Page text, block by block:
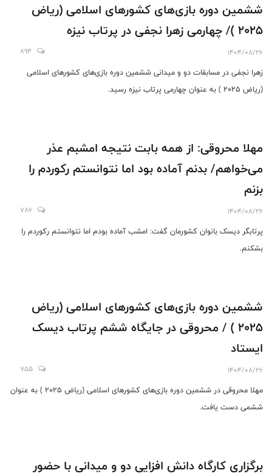
ششمین دوره بازی‌های کشورهای اسلامی (ریاض
2025 )/ چهارمی زهرا نجفی در پرتاب نیزه
1404/08/26
894
زهرا نجفی در مسابقات دو و میدانی ششمین دوره بازی‌های کشورهای اسلامی
(ریاض 2025 ) به عنوان چهارمی پرتاب نیزه رسید.
مهلا محروقی: از همه بابت نتیجه امشبم عذر
می‌خواهم/ بدنم آماده بود اما نتوانستم رکوردم را
بزنم
1404/08/26
786
پرتابگر دیسک بانوان کشورمان گفت: امشب آماده بودم اما نتوانستم رکوردم را
بشکنم.
ششمین دوره بازی‌های کشورهای اسلامی (ریاض
2025 ) / محروقی در جایگاه ششم پرتاب دیسک
ایستاد
1404/08/26
755
مهلا محروقی در ششمین دوره بازی‌های کشورهای اسلامی (ریاض 2025 ) به عنوان
ششمی دست یافت.
برگزاری کارگاه دانش افزایی دو و میدانی با حضور